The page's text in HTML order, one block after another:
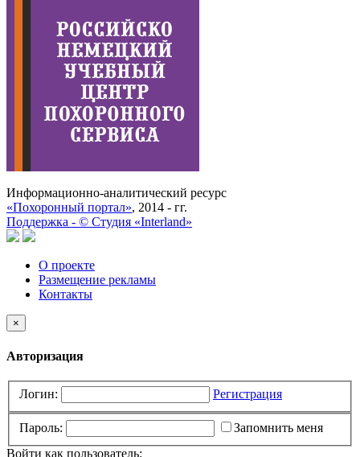
Информационно-аналитический ресурс
«Похоронный портал», 2014 - гг.
Поддержка - © Cтудия «Interland»
О проекте
Размещение рекламы
Контакты
×
Авторизация
Логин: Регистрация
Пароль:
Запомнить меня
Войти как пользователь: